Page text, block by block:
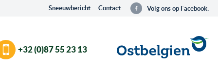
Sneeuwbericht Contact Volg ons op Facebook:
+32 (0)87 55 23 13